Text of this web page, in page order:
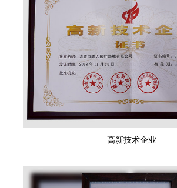
高新技术企业